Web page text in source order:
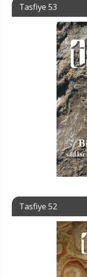
Tasfiye 53
Tasfiye 52